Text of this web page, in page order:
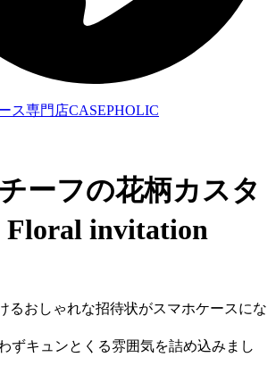
ーフの花柄カスタ
Floral invitation
るおしゃれな招待状がスマホケースにな
ずキュンとくる雰囲気を詰め込みまし